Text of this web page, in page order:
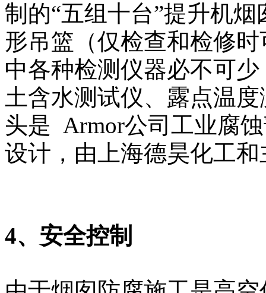
制的“五组十台”提升机
形吊篮（仅检查和检修
中各种检测仪器必不可
土含水测试仪、露点温
头是 Armor公司工业腐
设计，由上海德昊化工
4、安全控制